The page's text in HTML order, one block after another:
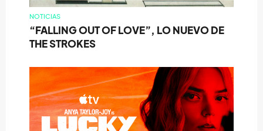
NOTICIAS
“FALLING OUT OF LOVE”, LO NUEVO DE
THE STROKES